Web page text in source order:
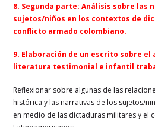
8. Segunda parte: Análisis sobre las
sujetos/niños en los contextos de
conflicto armado colombiano.
9. Elaboración de un escrito sobre el
literatura testimonial e infantil
Reflexionar sobre algunas de las
histórica y las narrativas de los sujetos/
en medio de las dictaduras militares y el